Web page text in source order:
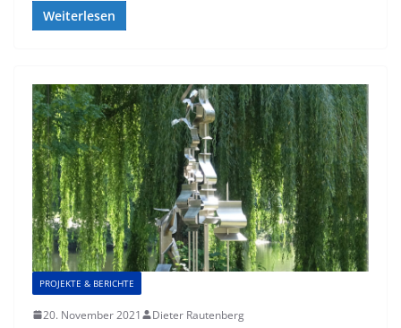
Weiterlesen
PROJEKTE & BERICHTE
20. November 2021 Dieter Rautenberg